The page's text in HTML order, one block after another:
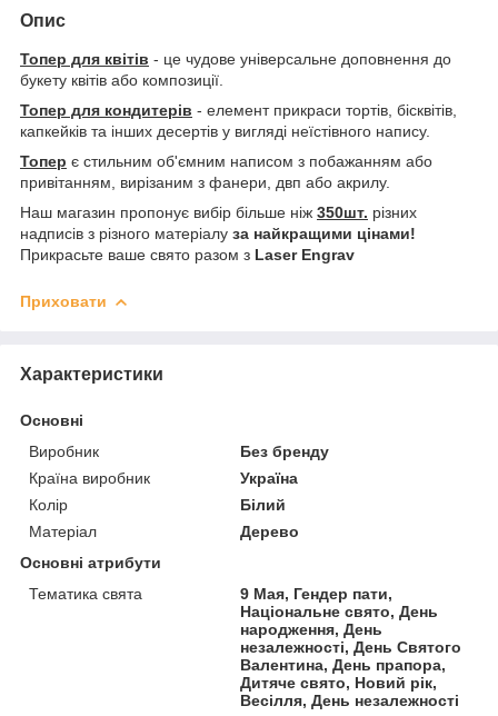
Опис
Топер для квітів - це чудове універсальне доповнення до
букету квітів або композиції.
Топер для кондитерів - елемент прикраси тортів, бісквітів,
капкейків та інших десертів у вигляді неїстівного напису.
Топер є стильним об'ємним написом з побажанням або
привітанням, вирізаним з фанери, двп або акрилу.
Наш магазин пропонує вибір більше ніж 350шт. різних
надписів з різного матеріалу за найкращими цінами!
Прикрасьте ваше свято разом з Laser Engrav
Приховати
Характеристики
Основні
Виробник
Без бренду
Країна виробник
Україна
Колір
Білий
Матеріал
Дерево
Основні атрибути
Тематика свята
9 Мая, Гендер пати,
Національне свято, День
народження, День
незалежності, День Святого
Валентина, День прапора,
Дитяче свято, Новий рік,
Весілля, День незалежності